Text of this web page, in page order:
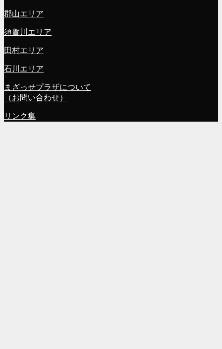
郡山エリア
須賀川エリア
田村エリア
石川エリア
まざっせプラザについて
（お問い合わせ）
リンク集